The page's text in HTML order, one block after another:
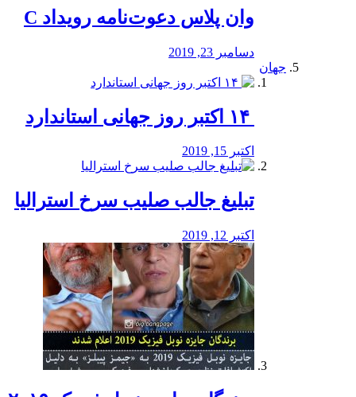
وان پلاس دعوت‌نامه رویداد C
دسامبر 23, 2019
جهان
اکتبر 15, 2019
تبلیغ جالب صلیب سرخ استرالیا
اکتبر 12, 2019